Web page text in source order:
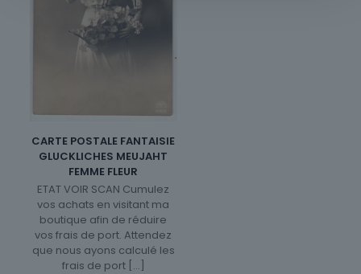
CARTE POSTALE FANTAISIE
GLUCKLICHES MEUJAHT
FEMME FLEUR
ETAT VOIR SCAN Cumulez
vos achats en visitant ma
boutique afin de réduire
vos frais de port. Attendez
que nous ayons calculé les
frais de port[…]